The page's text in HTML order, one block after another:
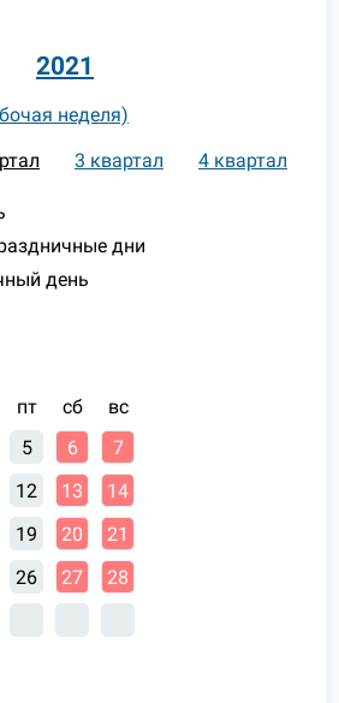
2021
неделя)
3 квартал 4 квартал
дни
день
пт сб
вс
5 6
7
12 13
14
19 20
21
26 27
28